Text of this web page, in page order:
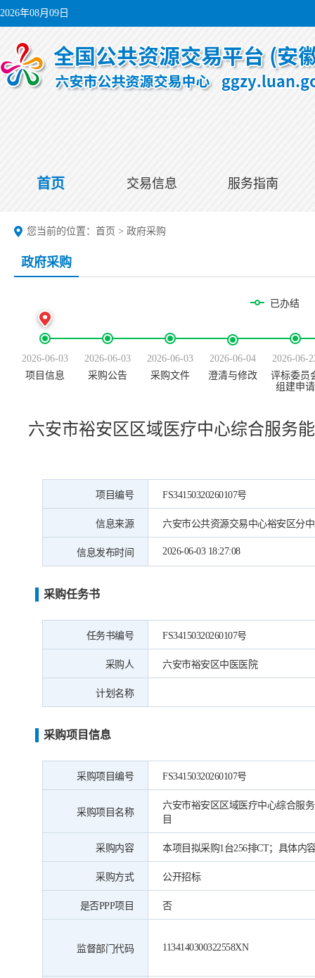
2026年08月09日
首页 交易信息 服务指南
您当前的位置： 首页 > 政府采购
政府采购
已办结
2026-06-03
项目信息
2026-06-03
采购公告
2026-06-03
采购文件
2026-06-04
澄清与修改
2026-06-
评标委员
组建申请
六安市裕安区区域医疗中心综合服务
项目编号 FS34150320260107号
信息来源 六安市公共资源交易中心裕安区分
信息发布时间 2026-06-03 18:27:08
采购任务书
任务书编号 FS34150320260107号
采购人 六安市裕安区中医医院
计划名称
采购项目信息
采购项目编号 FS34150320260107号
采购项目名称
六安市裕安区区域医疗中心综合服
目
采购内容 本项目拟采购1台256排CT；具体内
采购方式 公开招标
是否PPP项目 否
监督部门代码 1134140300322558XN